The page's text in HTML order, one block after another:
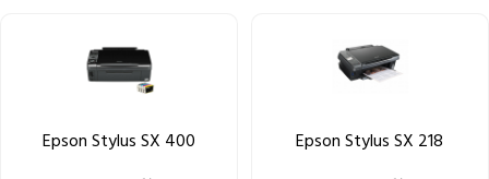
Epson Stylus SX 400 Epson Stylus SX 218